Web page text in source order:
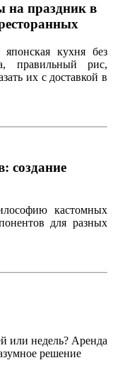
на праздник в
кухня без
правильный рис,
их с доставкой в
создание
кастомных
для разных
или недель? Аренда
решение